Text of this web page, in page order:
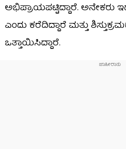
ಅಭಿಪ್ರಾಯಪಟ್ಟಿದ್ದಾರೆ. ಅನೇಕರು
ಎಂದು ಕರೆದಿದ್ದಾರೆ ಮತ್ತು
ಒತ್ತಾಯಿಸಿದ್ದಾರೆ.